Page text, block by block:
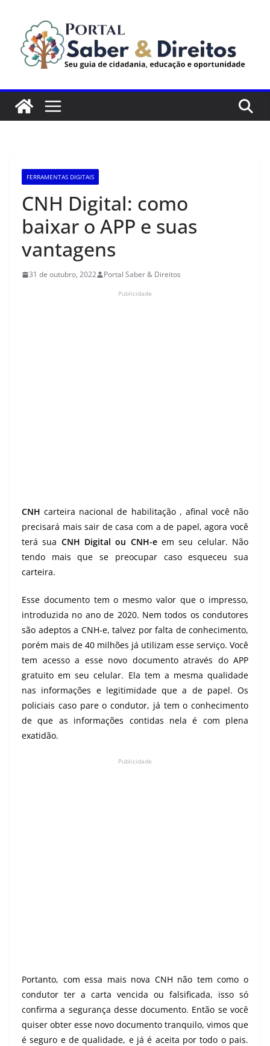
conteúdo
FERRAMENTAS DIGITAIS
CNH Digital: como
baixar o APP e suas
vantagens
31 de outubro, 2022 Portal Saber & Direitos
Publicidade
CNH carteira nacional de habilitação , afinal você não
precisará mais sair de casa com a de papel, agora você
terá sua CNH Digital ou CNH-eem seu celular. Não
tendo mais que se preocupar caso esqueceu sua
carteira.
Esse documento tem o mesmo valor que o impresso,
introduzida no ano de 2020. Nem todos os condutores
são adeptos a CNH-e, talvez por falta de conhecimento,
porém mais de 40 milhões já utilizam esse serviço. Você
tem acesso a esse novo documento através do APP
gratuito em seu celular. Ela tem a mesma qualidade
nas informações e legitimidade que a de papel. Os
policiais caso pare o condutor, já tem o conhecimento
de que as informações contidas nela é com plena
exatidão.
Publicidade
Portanto, com essa mais nova CNH não tem como o
condutor ter a carta vencida ou falsificada, isso só
confirma a segurança desse documento. Então se você
quiser obter esse novo documento tranquilo, vimos que
é seguro e de qualidade, e já é aceita por todo o pais.